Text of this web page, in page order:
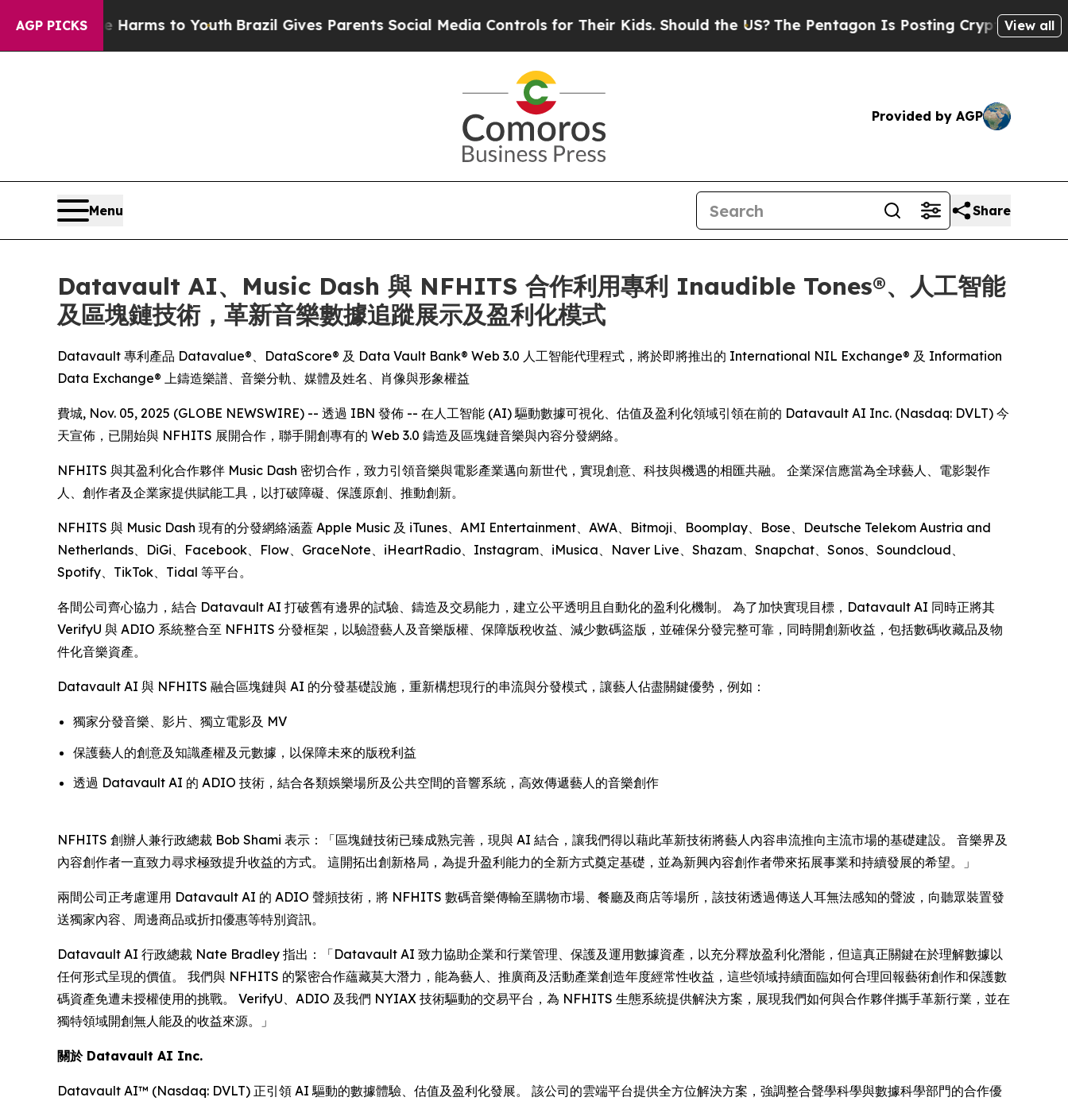
AGP PICKS
Harms to YouthBrazil Gives Parents Social Media Controls for Their Kids. Should the US?The Pentagon Is Posting Cryptic Biblical View all
Provided by AGP
Menu Share
Datavault AI、Music Dash 與 NFHITS 合作利用專利 Inaudible Tones®、人工智能
及區塊鏈技術，革新音樂數據追蹤展示及盈利化模式
Datavault 專利產品 Datavalue®、DataScore® 及 Data Vault Bank® Web 3.0 人工智能代理程式，將於即將推出的 International NIL Exchange® 及 Information
Data Exchange® 上鑄造樂譜、音樂分軌、媒體及姓名、肖像與形象權益
費城, Nov. 05, 2025 (GLOBE NEWSWIRE) -- 透過 IBN 發佈 -- 在人工智能 (AI) 驅動數據可視化、估值及盈利化領域引領在前的 Datavault AI Inc. (Nasdaq: DVLT) 今
天宣佈，已開始與 NFHITS 展開合作，聯手開創專有的 Web 3.0 鑄造及區塊鏈音樂與內容分發網絡。
NFHITS 與其盈利化合作夥伴 Music Dash 密切合作，致力引領音樂與電影產業邁向新世代，實現創意、科技與機遇的相匯共融。 企業深信應當為全球藝人、電影製作
人、創作者及企業家提供賦能工具，以打破障礙、保護原創、推動創新。
NFHITS 與 Music Dash 現有的分發網絡涵蓋 Apple Music 及 iTunes、AMI Entertainment、AWA、Bitmoji、Boomplay、Bose、Deutsche Telekom Austria and
Netherlands、DiGi、Facebook、Flow、GraceNote、iHeartRadio、Instagram、iMusica、Naver Live、Shazam、Snapchat、Sonos、Soundcloud、
Spotify、TikTok、Tidal 等平台。
各間公司齊心協力，結合 Datavault AI 打破舊有邊界的試驗、鑄造及交易能力，建立公平透明且自動化的盈利化機制。 為了加快實現目標，Datavault AI 同時正將其
VerifyU 與 ADIO 系統整合至 NFHITS 分發框架，以驗證藝人及音樂版權、保障版稅收益、減少數碼盜版，並確保分發完整可靠，同時開創新收益，包括數碼收藏品及物
件化音樂資產。
Datavault AI 與 NFHITS 融合區塊鏈與 AI 的分發基礎設施，重新構想現行的串流與分發模式，讓藝人佔盡關鍵優勢，例如：
獨家分發音樂、影片、獨立電影及 MV
保護藝人的創意及知識產權及元數據，以保障未來的版稅利益
透過 Datavault AI 的 ADIO 技術，結合各類娛樂場所及公共空間的音響系統，高效傳遞藝人的音樂創作
NFHITS 創辦人兼行政總裁 Bob Shami 表示：「區塊鏈技術已臻成熟完善，現與 AI 結合，讓我們得以藉此革新技術將藝人內容串流推向主流市場的基礎建設。 音樂界及
內容創作者一直致力尋求極致提升收益的方式。 這開拓出創新格局，為提升盈利能力的全新方式奠定基礎，並為新興內容創作者帶來拓展事業和持續發展的希望。」
兩間公司正考慮運用 Datavault AI 的 ADIO 聲頻技術，將 NFHITS 數碼音樂傳輸至購物市場、餐廳及商店等場所，該技術透過傳送人耳無法感知的聲波，向聽眾裝置發
送獨家內容、周邊商品或折扣優惠等特別資訊。
Datavault AI 行政總裁 Nate Bradley 指出：「Datavault AI 致力協助企業和行業管理、保護及運用數據資產，以充分釋放盈利化潛能，但這真正關鍵在於理解數據以
任何形式呈現的價值。 我們與 NFHITS 的緊密合作蘊藏莫大潛力，能為藝人、推廣商及活動產業創造年度經常性收益，這些領域持續面臨如何合理回報藝術創作和保護數
碼資產免遭未授權使用的挑戰。 VerifyU、ADIO 及我們 NYIAX 技術驅動的交易平台，為 NFHITS 生態系統提供解決方案，展現我們如何與合作夥伴攜手革新行業，並在
獨特領域開創無人能及的收益來源。」
關於 Datavault AI Inc.
Datavault AI™ (Nasdaq: DVLT) 正引領 AI 驅動的數據體驗、估值及盈利化發展。 該公司的雲端平台提供全方位解決方案，強調整合聲學科學與數據科學部門的合作優